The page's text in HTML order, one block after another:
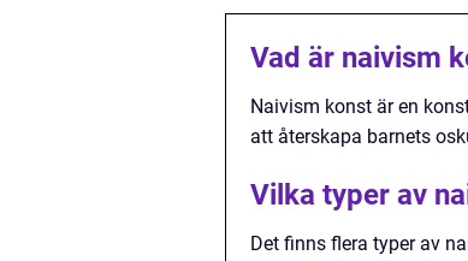
Vad är naivism
Naivism konst är en
att återskapa barnets
Vilka typer av
Det finns flera typer av